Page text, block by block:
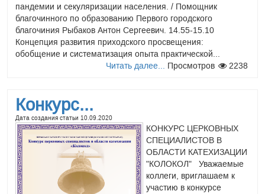
пандемии и секуляризации населения. / Помощник
благочинного по образованию Первого городского
благочиния Рыбаков Антон Сергеевич. 14.55-15.10
Концепция развития приходского просвещения:
обобщение и систематизация опыта практической...
Читать далее...
Просмотров 2238
Конкурс...
Дата создания статьи 10.09.2020
КОНКУРС ЦЕРКОВНЫХ
СПЕЦИАЛИСТОВ В
ОБЛАСТИ КАТЕХИЗАЦИИ
"КОЛОКОЛ" Уважаемые
коллеги, вриглашаем к
участию в конкурсе
Методические указания
«Организация...
Дата создания статьи
Миссионерским отделом
распространения на приходах
Московской епархии второе
дополненное и переработанное
издание книги «Организация просветительской
деятельности на приходах Московской епархии»,
сообщает официальный сайт миссионерского отдела